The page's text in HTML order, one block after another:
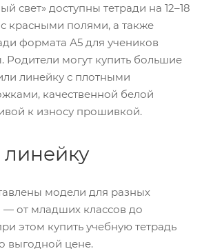
свет» доступны тетради на 12–18
красными полями, а также
формата А5 для учеников
Родители могут купить большие
линейку с плотными
качественной белой
к износу прошивкой.
линейку
модели для разных
— от младших классов до
этом купить учебную тетрадь
выгодной цене.